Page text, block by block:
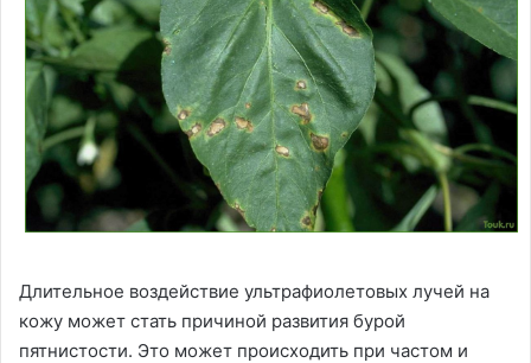
Длительное воздействие ультрафиолетовых лучей на
кожу может стать причиной развития бурой
пятнистости. Это может происходить при частом и